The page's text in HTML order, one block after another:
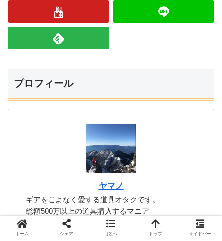
プロフィール
ヤマノ
ギアをこよなく愛する道具オタクです。
総額500万以上の道具購入するマニア
登山歴9年、月間1300万PVの大手メディア監修
雑誌監修|総執筆記事2000件以上｜みんラン公認登
ホーム シェア 目次へ トップ サイドバー